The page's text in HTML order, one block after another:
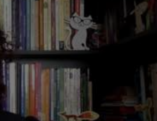
de que estão formando adultos
na carreira que escolherem, no futuro.